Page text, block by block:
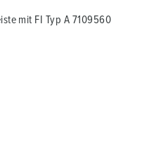
mit FI Typ A 7109560